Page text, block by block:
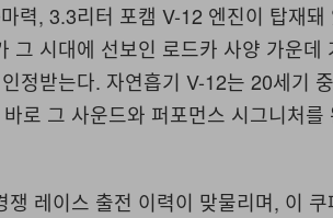
력, 3.3리터 포캠 V-12 엔진이 탑재
그 시대에 선보인 로드카 사양 가운데
정받는다. 자연흡기 V-12는 20세기
로 그 사운드와 퍼포먼스 시그니처를
레이스 출전 이력이 맞물리며, 이